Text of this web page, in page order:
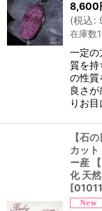
8,600
(税込:
在庫数
一定の
質を持
の性質
良さ
りお
【石
カット
ー産
化 天
[